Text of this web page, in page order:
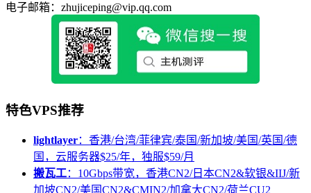
电子邮箱：zhujiceping@vip.qq.com
特色VPS推荐
lightlayer：香港/台湾/菲律宾/泰国/新加坡/美国/英国/德
国，云服务器$25/年，独服$59/月
搬瓦工：10Gbps带宽，香港CN2/日本CN2&软银&IIJ/新
加坡CN2/美国CN2&CMIN2/加拿大CN2/荷兰CU2